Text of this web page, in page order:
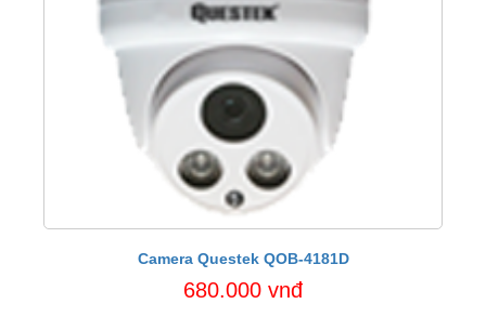
Camera Questek QOB-4181D
680.000 vnđ